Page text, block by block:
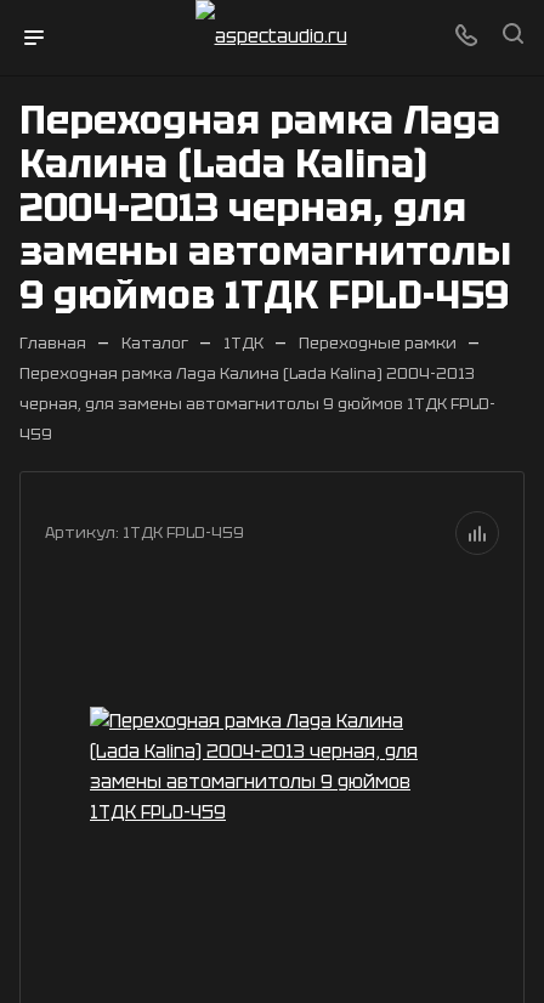
Переходная рамка Лада
Калина (Lada Kalina)
2004-2013 черная, для
замены автомагнитолы
9 дюймов 1ТДК FPLD-459
Главная — Каталог — 1ТДК — Переходные рамки —
Переходная рамка Лада Калина (Lada Kalina) 2004-2013
черная, для замены автомагнитолы 9 дюймов 1ТДК FPLD-
459
Артикул: 1ТДК FPLD-459